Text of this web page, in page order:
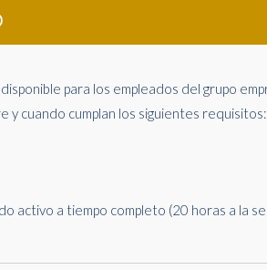
para los empleados del grupo
y cuando cumplan los siguientes requisitos:
activo a tiempo completo (20 horas a la